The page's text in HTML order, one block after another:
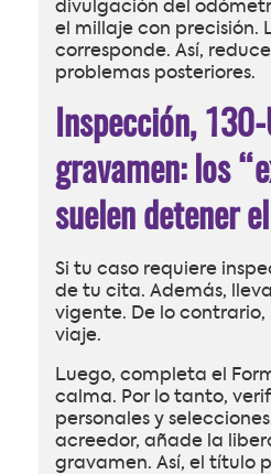
divulgación del
el millaje con precisión.
corresponde. Así,
problemas posteriores.
Inspección,
gravamen: los
suelen detener
Si tu caso requiere
de tu cita. Además,
vigente. De lo contrario,
viaje.
Luego, completa el
calma. Por lo tanto,
personales y
acreedor, añade la
gravamen. Así, el título